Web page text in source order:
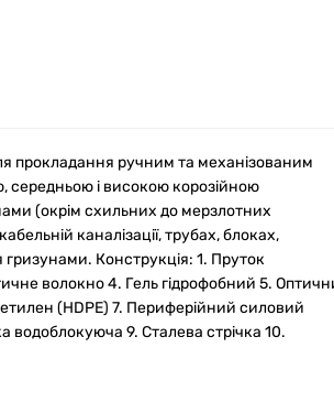
прокладання ручним та механізованим
середньою і високою корозійною
(окрім схильних до мерзлотних
каналізації, трубах, блоках,
Конструкція: 1. Пруток
волокно 4. Гель гідрофобний 5.
(HDPE) 7. Периферійний силовий
9. Сталева стрічка 10.